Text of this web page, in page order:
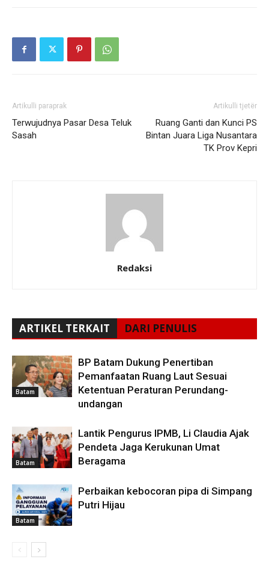
Artikulli paraprak
Terwujudnya Pasar Desa Teluk
Sasah
Artikulli tjetër
Ruang Ganti dan Kunci PS
Bintan Juara Liga Nusantara
TK Prov Kepri
Redaksi
ARTIKEL TERKAIT DARI PENULIS
Batam
BP Batam Dukung Penertiban
Pemanfaatan Ruang Laut Sesuai
Ketentuan Peraturan Perundang-
undangan
Batam
Lantik Pengurus IPMB, Li Claudia Ajak
Pendeta Jaga Kerukunan Umat
Beragama
Batam
Perbaikan kebocoran pipa di Simpang
Putri Hijau